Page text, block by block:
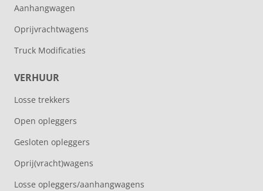
Aanhangwagen
Oprijvrachtwagens
Truck Modificaties
VERHUUR
Losse trekkers
Open opleggers
Gesloten opleggers
Oprij(vracht)wagens
Losse opleggers/aanhangwagens